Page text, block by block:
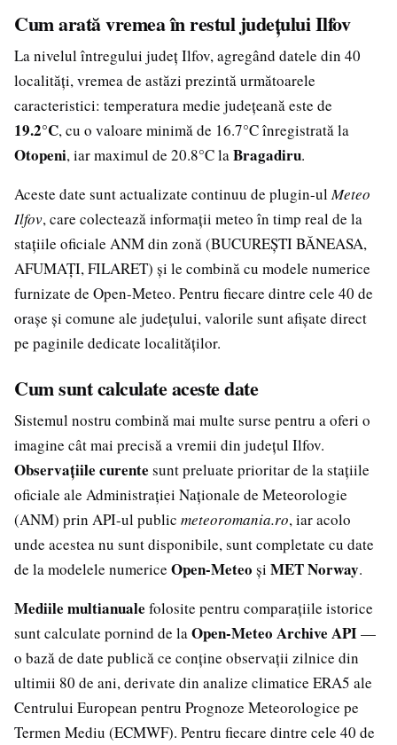
Cum arată vremea în restul județului Ilfov
La nivelul întregului județ Ilfov, agregând datele din 40
localități, vremea de astăzi prezintă următoarele
caracteristici: temperatura medie județeană este de
19.2°C, cu o valoare minimă de 16.7°C înregistrată la
Otopeni, iar maximul de 20.8°C laBragadiru.
Aceste date sunt actualizate continuu de plugin-ulMeteo
Ilfov, care colectează informații meteo în timp real de la
stațiile oficiale ANM din zonă (BUCUREȘTI BĂNEASA,
AFUMAȚI, FILARET) și le combină cu modele numerice
furnizate de Open-Meteo. Pentru fiecare dintre cele 40 de
orașe și comune ale județului, valorile sunt afișate direct
pe paginile dedicate localităților.
Cum sunt calculate aceste date
Sistemul nostru combină mai multe surse pentru a oferi o
imagine cât mai precisă a vremii din județul Ilfov.
Observațiile curente sunt preluate prioritar de la stațiile
oficiale ale Administrației Naționale de Meteorologie
(ANM) prin API-ul public meteoromania.ro, iar acolo
unde acestea nu sunt disponibile, sunt completate cu date
de la modelele numerice Open-Meteo și MET Norway.
Mediile multianuale folosite pentru comparațiile istorice
sunt calculate pornind de laOpen-Meteo Archive API—
o bază de date publică ce conține observații zilnice din
ultimii 80 de ani, derivate din analize climatice ERA5 ale
Centrului European pentru Prognoze Meteorologice pe
Termen Mediu (ECMWF). Pentru fiecare dintre cele 40 de